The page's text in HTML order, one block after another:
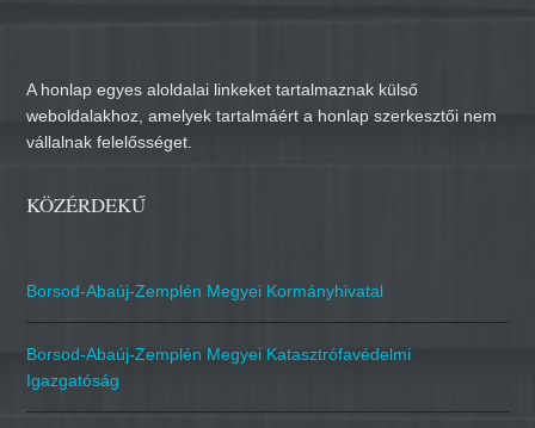
A honlap egyes aloldalai linkeket tartalmaznak külső
weboldalakhoz, amelyek tartalmáért a honlap szerkesztői nem
vállalnak felelősséget.
KÖZÉRDEKŰ
Borsod-Abaúj-Zemplén Megyei Kormányhivatal
Borsod-Abaúj-Zemplén Megyei Katasztrófavédelmi
Igazgatóság